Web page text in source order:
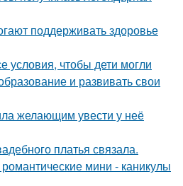
поддерживать здоровье
условия, чтобы дети могли
и развивать свои
желающим увести у неё
платья связала.
мини - каникулы